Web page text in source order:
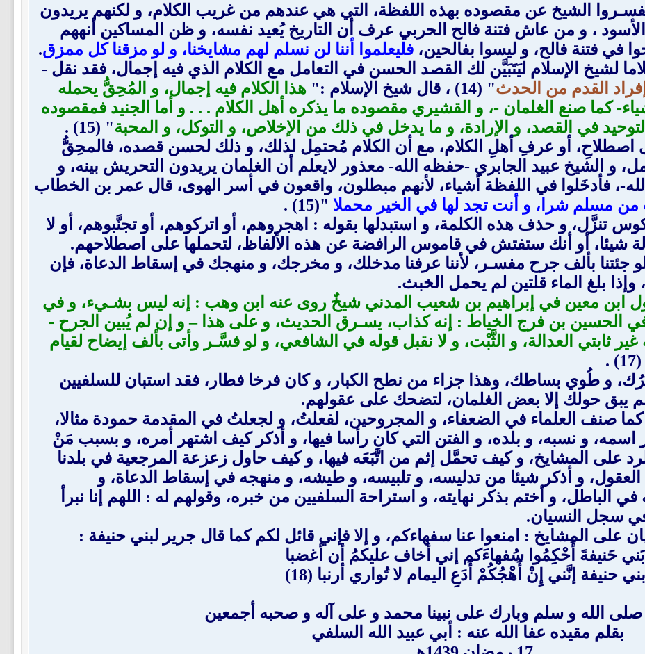
الشيخ عن مقصوده بهذه اللفظة، التي هي عندهم من غريب الكلام، و لكنهم يريدون
، و من عاش فتنة فالح الحربي عرف أن التاريخ يُعيد نفسه، و ظن المساكين أنههم
فتنة فالح، و ليسوا بفالحين، فليعلموا أننا لن نسلم لهم مشايخنا، و لو مزقنا كل ممزق.
لشيخ الإسلام ليَتَبَيَّن لك القصد الحسن في التعامل مع الكلام الذي فيه إجمال، فقد نقل -
إفراد القدم من الحدث" (14) ، قال شيخ الإسلام :"
هذا الكلام فيه إجمال، و المُحِقُّ يحمله
كما صنع الغلمان -، و القشيري مقصوده ما يذكره أهل الكلام . . . و أما الجنيد فمقصوده
في القصد، و الإرادة، و ما يدخل في ذلك من الإخلاص، و التوكل، و المحبة" (15) .
اصطلاحِ، أو عرفِ أهلِ الكلام، مع أن الكلام مُحتمِل لذلك، و ذلك لحسن قصده، فالمحِقُّ
الشيخ عبيد الجابري -حفظه الله- معذور لايعلم أن الغلمان يريدون التحريش بينه، و
فأدخَلوا في اللفظة أشياء، لأنهم مبطلون، واقعون في أسر الهوى، قال عمر بن الخطاب
مسلم شرا، و أنت تجد لها في الخير محملا "(15) .
تنزَّل، و حذف هذه الكلمة، و استبدلها بقوله : اهجروهم، أو اتركوهم، أو تجنَّبوهم، أو لا
شيئا، أو أنك ستفتش في قاموس الرافضة عن هذه الألفاظ، لتحملها على اصطلاحهم.
لو جئتنا بألف جرح مفسـر، لأننا عرفنا مدخلك، و مخرجك، و منهجك في إسقاط الدعاة، فإن
وإذا بلغ الماء قلتين لم يحمل الخبث.
ابن معين في إبراهيم بن شعيب المدني شيخٌ روى عنه ابن وهب : إنه ليس بشـيء، و في
الحسين بن فرج الخياط : إنه كذاب، يسـرق الحديث، و على هذا – و إن لم يُبين الجرح -
ثابتي العدالة، و الثَّبْت، و لا نقبل قوله في الشافعي، و لو فسَّـر وأتى بألف إيضاح لقيام
"
و طُوي بساطك، وهذا جزاء من نطح الكبار، و كان فرخا فطار، فقد استبان للسلفيين
يبق حولك إلا بعض الغلمان، لتضحك على عقولهم.
صنف العلماء في الضعفاء، و المجروحين، لفعلتُ، و لجعلتُ في المقدمة حمودة مثالا،
اسمه، و نسبه، و بلده، و الفتن التي كان رأسا فيها، و أذكر كيف اشتهر أمره، و بسبب مَنْ
على المشايخ، و كيف تحمَّل إثم من اتَّبَعَه فيها، و كيف حاول زعزعة المرجعية في بلدنا
العقول، و أذكر شيئا من تدليسه، و تلبيسه، و طيشه، و منهجه في إسقاط الدعاة، و
الباطل، و أختم بذكر نهايته، و استراحة السلفيين من خبره، وقولهم له : اللهم إنا نبرأ
سجل النسيان.
على المشايخ : امنعوا عنا سفهاءكم، و إلا فإني قائل لكم كما قال جرير لبني حنيفة :
حَنيفةَ أَحْكِمُوا سُفهاءَكم إني أخاف عليكمُ أن أغضبا
أبني حنيفة إنَّني إِنْ أَهْجُكُمْ أَدَعِ اليمام لا تُواري أرنبا (18)
صلى الله و سلم وبارك على نبينا محمد و على آله و صحبه أجمعين
بقلم مقيده عفا الله عنه : أبي عبيد الله السلفي